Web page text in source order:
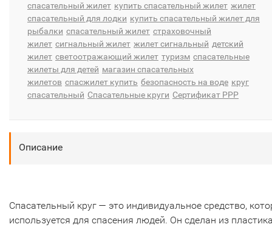
спасательный жилет купить спасательный жилет жилет
спасательный для лодки купить спасательный жилет для
рыбалки спасательный жилет страховочный
жилет сигнальный жилет жилет сигнальный детский
жилет светоотражающий жилет туризм спасательные
жилеты для детей магазин спасательных
жилетов спасжилет купить безопасность на воде круг
спасательный Спасательные круги Сертификат РРР
Описание
Спасательный круг — это индивидуальное средство,
используется для спасения людей. Он сделан из